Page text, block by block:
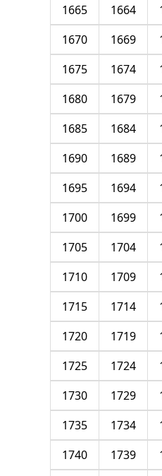
1664
1665
1669
1670
1674
1675
1679
1680
1684
1685
1689
1690
1694
1695
1699
1700
1704
1705
1709
1710
1714
1715
1719
1720
1724
1725
1729
1730
1734
1735
1739
1740